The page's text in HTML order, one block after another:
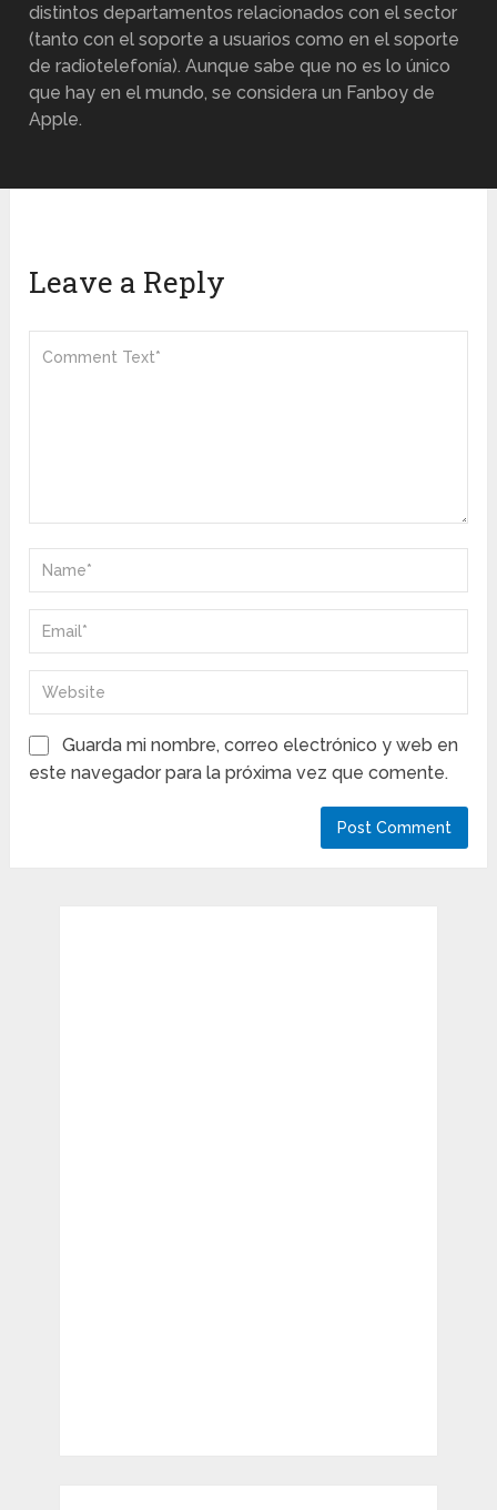
distintos departamentos relacionados con el sector
(tanto con el soporte a usuarios como en el soporte
de radiotelefonía). Aunque sabe que no es lo único
que hay en el mundo, se considera un Fanboy de
Apple.
Leave a Reply
Guarda mi nombre, correo electrónico y web en
este navegador para la próxima vez que comente.